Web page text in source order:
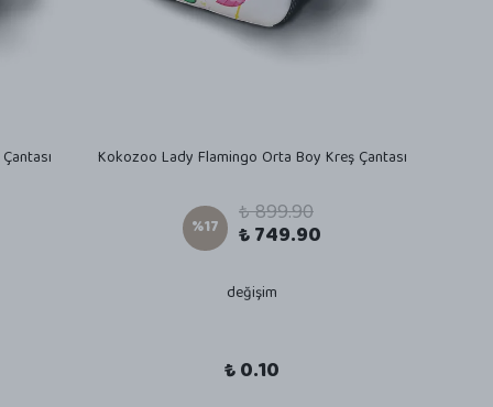
Kokozoo Lady Flamingo Orta Boy Kreş Çantası
%17 ₺ 899.90
₺ 749.90
değişim
₺ 0.10